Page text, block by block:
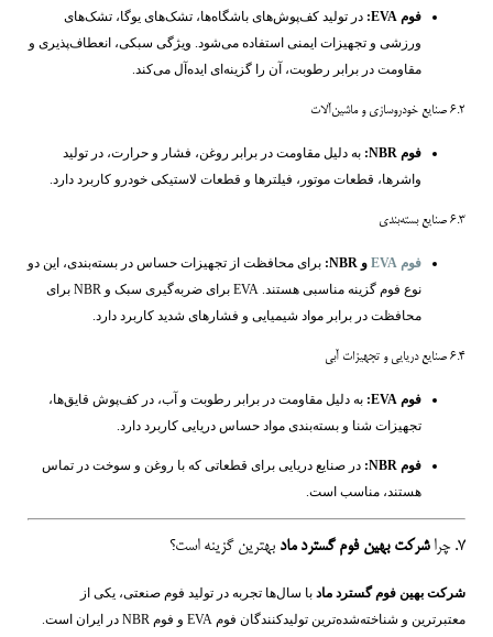
فوم EVA:
در تولید کف‌پوش‌های باشگاه‌ها، تشک‌های یوگا، تشک‌های
ورزشی و تجهیزات ایمنی استفاده می‌شود. ویژگی سبکی، انعطاف‌پذیری و
مقاومت در برابر رطوبت، آن را گزینه‌ای ایده‌آل می‌کند.
۶.۲ صنایع خودروسازی و ماشین‌آلات
فوم NBR:
به دلیل مقاومت در برابر روغن، فشار و حرارت، در تولید
واشرها، قطعات موتور، فیلترها و قطعات لاستیکی خودرو کاربرد دارد.
۶.۳ صنایع بسته‌بندی
فوم EVA و NBR:
برای محافظت از تجهیزات حساس در بسته‌بندی، این دو
نوع فوم گزینه مناسبی هستند. EVA برای ضربه‌گیری سبک و NBR برای
محافظت در برابر مواد شیمیایی و فشارهای شدید کاربرد دارد.
۶.۴ صنایع دریایی و تجهیزات آبی
فوم EVA:
به دلیل مقاومت در برابر رطوبت و آب، در کف‌پوش قایق‌ها،
تجهیزات شنا و بسته‌بندی مواد حساس دریایی کاربرد دارد.
فوم NBR:
در صنایع دریایی برای قطعاتی که با روغن و سوخت در تماس
هستند، مناسب است.
شرکت بهین فوم گسترد مادبهترین گزینه است؟
شرکت بهین فوم گسترد مادبا سال‌ها تجربه در تولید فوم صنعتی، یکی از
معتبرترین و شناخته‌شده‌ترین تولیدکنندگان فوم EVA و فوم NBR در ایران است.